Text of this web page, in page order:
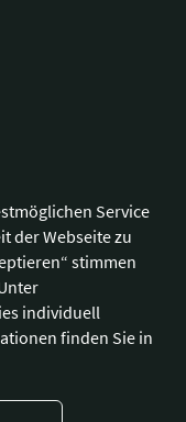
Service
der Webseite zu
stimmen
individuell
finden Sie in